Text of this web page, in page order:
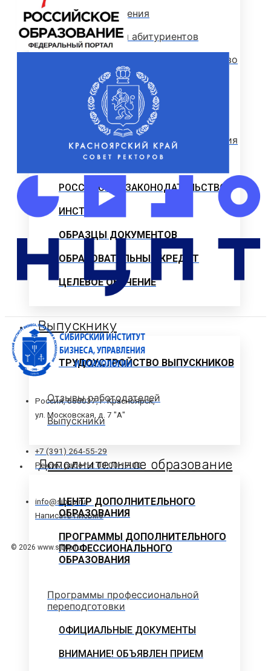
Стоимость обучения
Информация для абитуриентов
Перечень специальностей (количество
мест для приема)
Сроки зачисления
Сроки подачи документов
Перечень документов для поступления
РОССИЙСКОЕ ЗАКОНОДАТЕЛЬСТВО
ИНСТРУКЦИИ
ОБРАЗЦЫ ДОКУМЕНТОВ
ОБРАЗОВАТЕЛЬНЫЙ КРЕДИТ
ЦЕЛЕВОЕ ОБУЧЕНИЕ
Выпускнику
ТРУДОУСТРОЙСТВО ВЫПУСКНИКОВ
Отзывы работодателей
Выпускники
Дополнительное образование
ЦЕНТР ДОПОЛНИТЕЛЬНОГО
ОБРАЗОВАНИЯ
ПРОГРАММЫ ДОПОЛНИТЕЛЬНОГО
ПРОФЕССИОНАЛЬНОГО
ОБРАЗОВАНИЯ
Программы профессиональной
переподготовки
ОФИЦИАЛЬНЫЕ ДОКУМЕНТЫ
ВНИМАНИЕ! ОБЪЯВЛЕН ПРИЕМ
Россия, 660037, г. Красноярск,
ул. Московская, д. 7 "А"
+7 (391) 264-55-29
Режим работы: 08.00-17.00
info@sibup.ru
Написать письмо
© 2026 www.sibup.ru